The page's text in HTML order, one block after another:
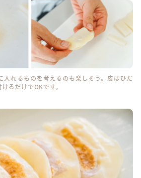
入れるものを考えるのも楽しそう。皮はひだ
るだけでOKです。